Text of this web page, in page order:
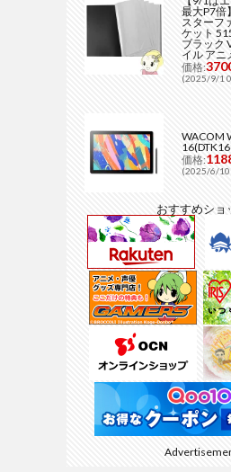
最大P7倍
スターフ
ケット
ブラック
イル アニ
価格:
(2025/9/1
WACOM
価格:
(2025/6/10
おすすめショ